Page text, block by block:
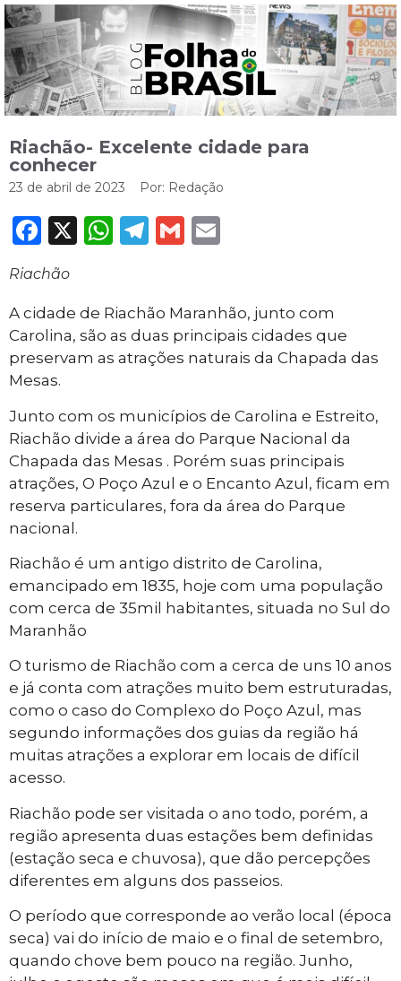
Riachão- Excelente cidade para
conhecer
23 de abril de 2023 Por: Redação
Facebook
X WhatsApp
Telegram
Gmail
Riachão
A cidade de Riachão Maranhão, junto com
Carolina, são as duas principais cidades que
preservam as atrações naturais da Chapada das
Mesas.
Junto com os municípios de Carolina e Estreito,
Riachão divide a área do Parque Nacional da
Chapada das Mesas . Porém suas principais
atrações, O Poço Azul e o Encanto Azul, ficam em
reserva particulares, fora da área do Parque
nacional.
Riachão é um antigo distrito de Carolina,
emancipado em 1835, hoje com uma população
com cerca de 35mil habitantes, situada no Sul do
Maranhão
O turismo de Riachão com a cerca de uns 10 anos
e já conta com atrações muito bem estruturadas,
como o caso do Complexo do Poço Azul, mas
segundo informações dos guias da região há
muitas atrações a explorar em locais de difícil
acesso.
Riachão pode ser visitada o ano todo, porém, a
região apresenta duas estações bem definidas
(estação seca e chuvosa), que dão percepções
diferentes em alguns dos passeios.
O período que corresponde ao verão local (época
seca) vai do início de maio e o final de setembro,
quando chove bem pouco na região. Junho,